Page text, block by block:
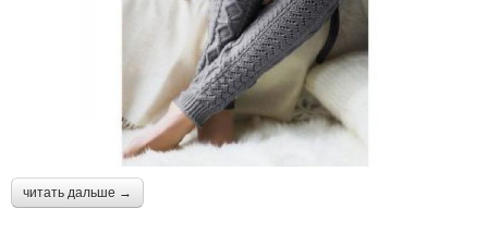
читать дальше →